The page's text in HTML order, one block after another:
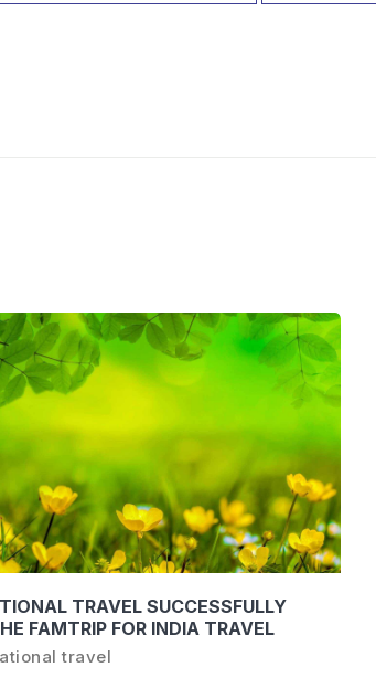
TRAVEL SUCCESSFULLY
FAMTRIP FOR INDIA TRAVEL
NHA TRANG - KHANH HOA
travel